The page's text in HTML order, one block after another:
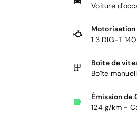
Voiture
Motorisation
1.3 DIG-T
Boîte de
Boîte
Émission de
124 g/km -